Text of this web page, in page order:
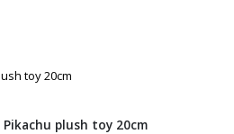
Pikachu plush toy 20cm